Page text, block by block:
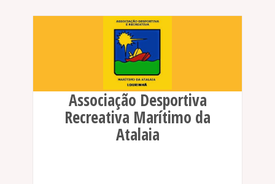
Associação Desportiva
Recreativa Marítimo da
Atalaia